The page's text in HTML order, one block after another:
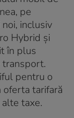
pe
inclusiv
Hybrid și
în plus
transport.
pentru o
oferta tarifară
taxe.